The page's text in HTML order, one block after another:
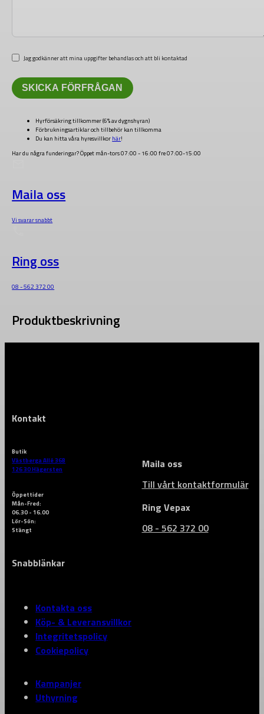
Jag godkänner att mina uppgifter behandlas och att bli kontaktad
SKICKA FÖRFRÅGAN
Hyrförsäkring tillkommer (6% av dygnshyran)
Förbrukningsartiklar och tillbehör kan tillkomma
Du kan hitta våra hyresvillkor här!
Har du några funderingar?Öppet mån-tors 07:00 - 16:00 fre 07:00-15:00
Maila oss
Vi svarar snabbt
Ring oss
08 - 562 372 00
Produktbeskrivning
Kontakt
Butik
Västberga Allé 36B
126 30 Hägersten
Maila oss
Till vårt kontaktformulär
Öppettider
Mån-Fred:
06.30 - 16.00
Lör-Sön:
Stängt
Ring Vepax
08 - 562 372 00
Snabblänkar
Kontakta oss
Köp- & Leveransvillkor
Integritetspolicy
Cookiepolicy
Kampanjer
Uthyrning